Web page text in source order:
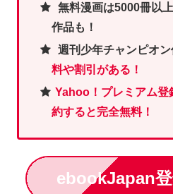
無料漫画は5000冊以
作品も！
週刊少年チャンピオン
料や割引がある！
Yahoo！プレミアム登
約すると完全無料！
ebookJapan